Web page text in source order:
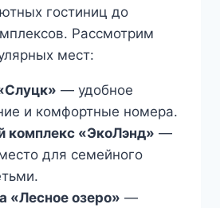
гостиниц до
Рассмотрим
мест:
— удобное
и комфортные номера.
комплекс «ЭкоЛэнд» —
для семейного
«Лесное озеро» —